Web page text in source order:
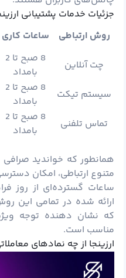
جزئیات خدمات پشتیبانی
روش ارتباطی
ساعات کاری
چت آنلاین
8 صبح تا 2
بامداد
سیستم تیکت
8 صبح تا 2
بامداد
تماس تلفنی
8 صبح تا 2
بامداد
همانطور که خواندید صرافی
متنوع ارتباطی، امکان
ساعات گسترده‌ای از روز
ارائه شده در تمامی این
که نشان‌ دهنده توجه
مناسب است.
ارزینجا از چه نمادهای